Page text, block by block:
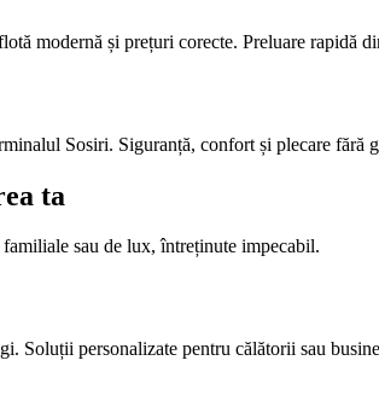
modernă și prețuri corecte. Preluare rapidă
Sosiri. Siguranță, confort și plecare fără
ta
sau de lux, întreținute impecabil.
Soluții personalizate pentru călătorii sau